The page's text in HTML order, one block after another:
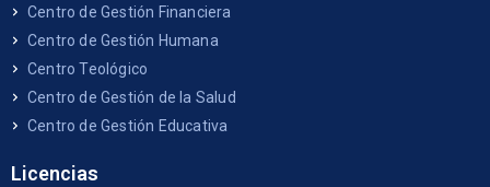
Centro de Gestión Financiera
Centro de Gestión Humana
Centro Teológico
Centro de Gestión de la Salud
Centro de Gestión Educativa
Licencias